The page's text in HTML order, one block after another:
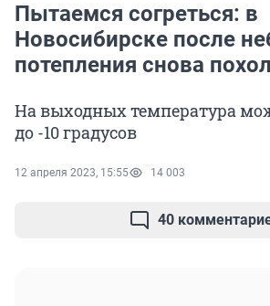
Пытаемся согреться: в
Новосибирске после
потепления снова
На выходных температура
до -10 градусов
12 апреля 2023, 15:55 14 003
40